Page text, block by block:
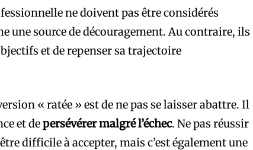
ne doivent pas être considérés
une source de découragement. Au contraire, ils
et de repenser sa trajectoire
« ratée » est de ne pas se laisser abattre. Il
et depersévérer malgré l’échec. Ne pas réussir
difficile à accepter, mais c’est également une